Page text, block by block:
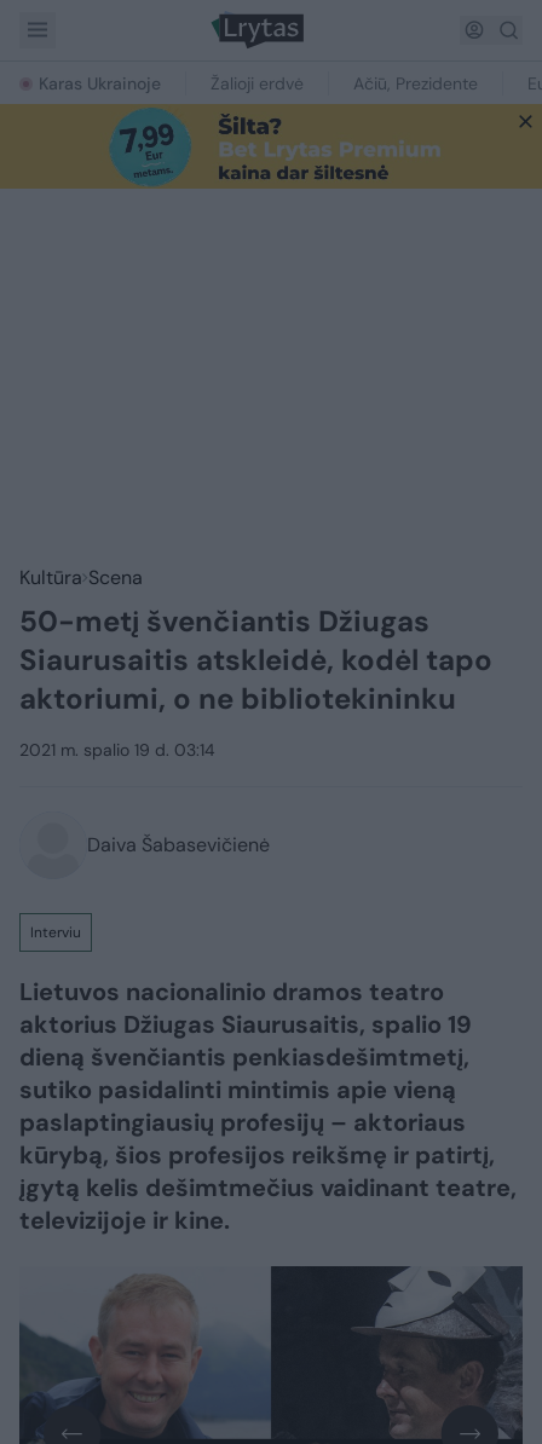
Karas Ukrainoje Žalioji erdvė Ačiū, Prezidente
Kultūra Scena
50-metį švenčiantis Džiugas
Siaurusaitis atskleidė, kodėl tapo
aktoriumi, o ne bibliotekininku
2021 m. spalio 19 d. 03:14
Daiva Šabasevičienė
Interviu
Lietuvos nacionalinio dramos teatro
aktorius Džiugas Siaurusaitis, spalio 19
dieną švenčiantis penkiasdešimtmetį,
sutiko pasidalinti mintimis apie vieną
paslaptingiausių profesijų – aktoriaus
kūrybą, šios profesijos reikšmę ir patirtį,
įgytą kelis dešimtmečius vaidinant teatre,
televizijoje ir kine.